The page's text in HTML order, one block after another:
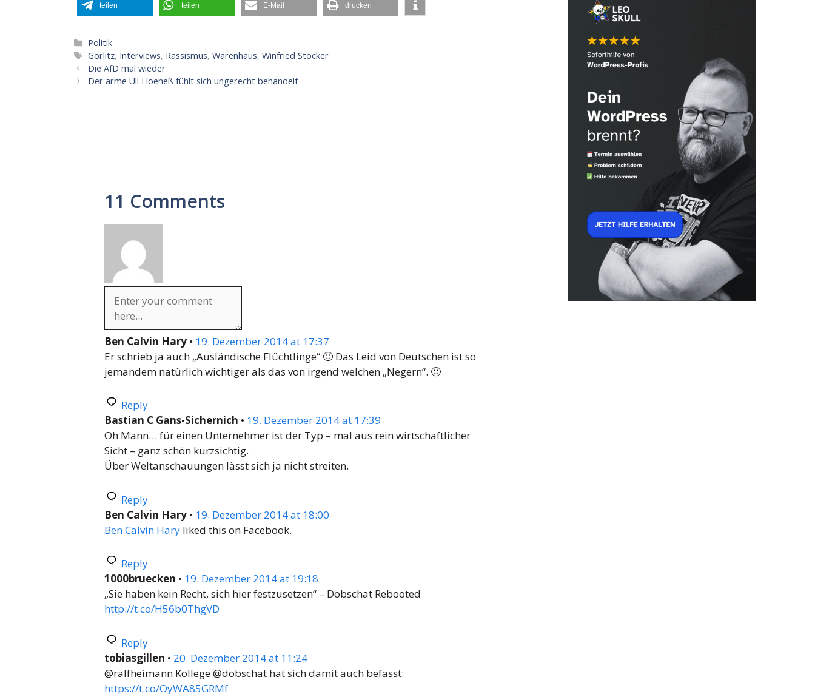
teilen teilen E-Mail drucken
Kategorien
Politik
Schlagwörter
Görlitz, Interviews, Rassismus,Warenhaus,Winfried Stöcker
Die AfD mal wieder
Der arme Uli Hoeneß fühlt sich ungerecht behandelt
11 Comments
Ben Calvin Hary • 19. Dezember 2014 at 17:37
Er schrieb ja auch „Ausländische Flüchtlinge“ 🙂 Das Leid von Deutschen ist so
jemandem natürlich wichtiger als das von irgend welchen „Negern“. 🙂
Reply
Bastian C Gans-Sichernich • 19. Dezember 2014 at 17:39
Oh Mann… für einen Unternehmer ist der Typ – mal aus rein wirtschaftlicher
Sicht – ganz schön kurzsichtig.
Über Weltanschauungen lässt sich ja nicht streiten.
Reply
Ben Calvin Hary • 19. Dezember 2014 at 18:00
Ben Calvin Hary liked this on Facebook.
Reply
1000bruecken • 19. Dezember 2014 at 19:18
„Sie haben kein Recht, sich hier festzusetzen“ – Dobschat Rebooted
http://t.co/H56b0ThgVD
Reply
tobiasgillen • 20. Dezember 2014 at 11:24
@ralfheimann Kollege @dobschat hat sich damit auch befasst:
https://t.co/OyWA85GRMf